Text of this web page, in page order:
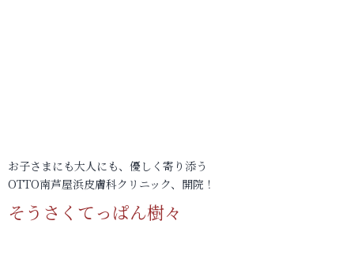
お子さまにも大人にも、優しく寄り添う
OTTO南芦屋浜皮膚科クリニック、開院！
そうさくてっぱん樹々